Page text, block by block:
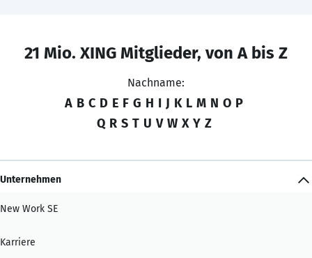
21 Mio. XING Mitglieder, von A bis Z
Nachname:
A B C D E F G H I J K L M N O P
Q R S T U V W X Y Z
Unternehmen
New Work SE
Karriere